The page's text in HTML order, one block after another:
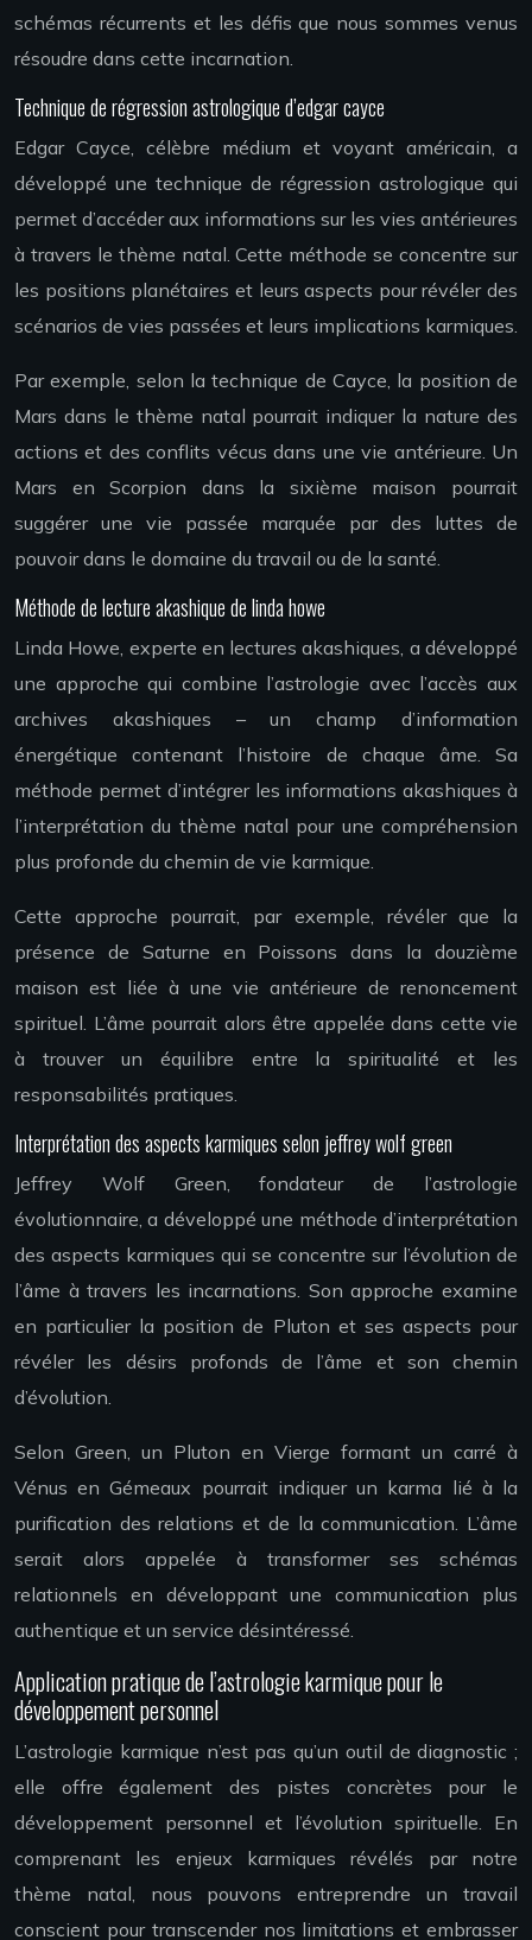
schémas récurrents et les défis que nous sommes venus
résoudre dans cette incarnation.
Technique de régression astrologique d’edgar cayce
Edgar Cayce, célèbre médium et voyant américain, a
développé une technique de régression astrologique qui
permet d’accéder aux informations sur les vies antérieures
à travers le thème natal. Cette méthode se concentre sur
les positions planétaires et leurs aspects pour révéler des
scénarios de vies passées et leurs implications karmiques.
Par exemple, selon la technique de Cayce, la position de
Mars dans le thème natal pourrait indiquer la nature des
actions et des conflits vécus dans une vie antérieure. Un
Mars en Scorpion dans la sixième maison pourrait
suggérer une vie passée marquée par des luttes de
pouvoir dans le domaine du travail ou de la santé.
Méthode de lecture akashique de linda howe
Linda Howe, experte en lectures akashiques, a développé
une approche qui combine l’astrologie avec l’accès aux
archives akashiques – un champ d’information
énergétique contenant l’histoire de chaque âme. Sa
méthode permet d’intégrer les informations akashiques à
l’interprétation du thème natal pour une compréhension
plus profonde du chemin de vie karmique.
Cette approche pourrait, par exemple, révéler que la
présence de Saturne en Poissons dans la douzième
maison est liée à une vie antérieure de renoncement
spirituel. L’âme pourrait alors être appelée dans cette vie
à trouver un équilibre entre la spiritualité et les
responsabilités pratiques.
Interprétation des aspects karmiques selon jeffrey wolf green
Jeffrey Wolf Green, fondateur de l’astrologie
évolutionnaire, a développé une méthode d’interprétation
des aspects karmiques qui se concentre sur l’évolution de
l’âme à travers les incarnations. Son approche examine
en particulier la position de Pluton et ses aspects pour
révéler les désirs profonds de l’âme et son chemin
d’évolution.
Selon Green, un Pluton en Vierge formant un carré à
Vénus en Gémeaux pourrait indiquer un karma lié à la
purification des relations et de la communication. L’âme
serait alors appelée à transformer ses schémas
relationnels en développant une communication plus
authentique et un service désintéressé.
Application pratique de l’astrologie karmique pour le
développement personnel
L’astrologie karmique n’est pas qu’un outil de diagnostic ;
elle offre également des pistes concrètes pour le
développement personnel et l’évolution spirituelle. En
comprenant les enjeux karmiques révélés par notre
thème natal, nous pouvons entreprendre un travail
conscient pour transcender nos limitations et embrasser